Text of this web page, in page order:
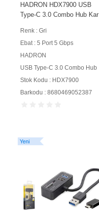
HADRON HDX7900 USB
Type-C 3.0 Combo Hub Kart
Renk : Gri
Ebat : 5 Port 5 Gbps
HADRON
USB Type-C 3.0 Combo Hub
Stok Kodu : HDX7900
Barkodu : 8680469052387
Yeni